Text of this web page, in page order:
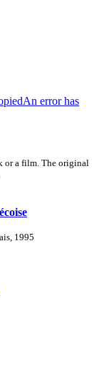
An error has
or a film. The original
1995